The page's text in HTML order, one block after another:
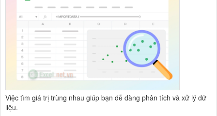
Việc tìm giá trị trùng nhau giúp bạn dễ dàng phân tích và xử lý dữ
liệu.